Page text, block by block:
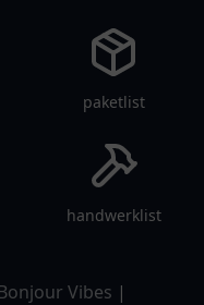
paketlist
handwerklist
Vibes |